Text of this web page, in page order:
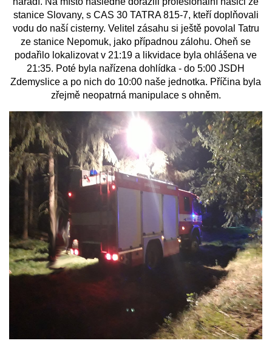
KROUŽEK MH
DESATERO
SVATÝ FLORIÁN
MODLITBA HASIČE
ARCHIV
SH ČMS - SDH STŘÍŽOVICE
Střížovice 157, 332 07
IČO: 49183516
číslo účtu: 193707116/0300
datové schránky: d3twtd3
Starosta sboru: Vladimír Plic
tel: +420 603 789 645
email: PlicVlada@seznam.cz
stanice Slovany, s CAS 30 TATRA 815-7, kteří doplňovali
vodu do naší cisterny. Velitel zásahu si ještě povolal Tatru
ze stanice Nepomuk, jako případnou zálohu. Oheň se
podařilo lokalizovat v 21:19 a likvidace byla ohlášena ve
21:35. Poté byla nařízena dohlídka - do 5:00 JSDH
Zdemyslice a po nich do 10:00 naše jednotka. Příčina byla
zřejmě neopatrná manipulace s ohněm.